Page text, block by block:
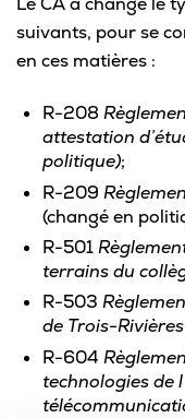
suivants, pour se
en ces matières :
R-208
attestation
politique);
R-209
(changé en
R-501
terrains du
R-503
de Trois-Rivières
R-604
technologies de